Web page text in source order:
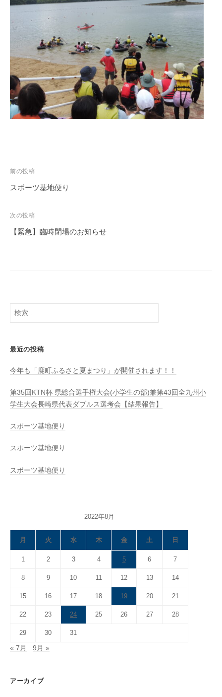
投
稿
ビ
ゲ
前の投稿
スポーツ基地便り
次の投稿
【緊急】臨時閉場のお知らせ
検
索:
最近の投稿
今年も「鹿町ふるさと夏まつり」が開催されます！！
第35回KTN杯 県総合選手権大会(小学生の部)兼第43回全九州小
学生大会長崎県代表ダブルス選考会【結果報告】
スポーツ基地便り
スポーツ基地便り
スポーツ基地便り
2022年8月
月 火 水 木 金 土 日
1 2 3 4 5 6 7
8 9 10 11 12 13 14
15 16 17 18 19 20 21
22 23 24 25 26 27 28
29 30 31
« 7月 9月 »
アーカイブ